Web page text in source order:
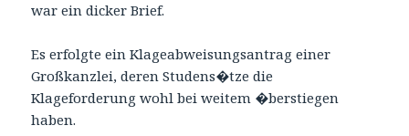
war ein dicker Brief.
Es erfolgte ein Klageabweisungsantrag einer
Großkanzlei, deren Studens�tze die
Klageforderung wohl bei weitem �berstiegen
haben.